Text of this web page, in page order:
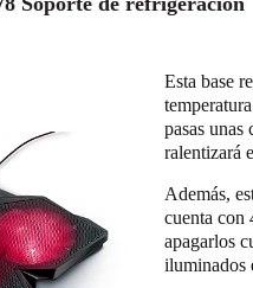
Esta base
pasas
ralentizará
Además,
cuenta con
apagarlos
iluminados